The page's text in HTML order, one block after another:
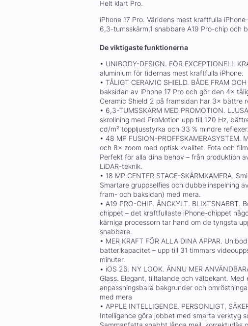
Helt klart Pro.
iPhone 17 Pro. Världens mest kraftfulla
6,3-tumsskärm,1 snabbare A19 Pro-chip och
De viktigaste funktionerna
• UNIBODY-DESIGN. FÖR EXCEPTIONELL
aluminium för tidernas mest kraftfulla iPhone.
• TÅLIGT CERAMIC SHIELD. BÅDE FRAM
baksidan av iPhone 17 Pro och gör den 4×
Ceramic Shield 2 på framsidan har 3× bättre
• 6,3-TUMSSKÄRM MED PROMOTION.
skrollning med ProMotion upp till 120 Hz,
cd/m² toppljusstyrka och 33 % mindre reflexer.
• 48 MP FUSION-
och 8× zoom med optisk kvalitet. Fota och
Perfekt för alla dina behov – från produktion
LiDAR-teknik.
• 18 MP CENTER STAGE-SKÄRMKAMERA.
Smartare gruppselfies och dubbelinspelning
fram- och baksidan) med mera.
• A19 PRO-CHIP. ÅNGKYLT. BLIXTSNABBT.
chippet – det kraftfullaste iPhone-chippet
kärniga processorn tar hand om de tyngsta
snabbare.
• MER KRAFT FÖR ALLA DINA APPAR.
batterikapacitet – upp till 31 timmars
minuter.
• iOS 26. NY LOOK. ÄNNU MER
Glass. Elegant, tilltalande och välbekant. Med
anpassningsbara bakgrunder och
med mera
• APPLE INTELLIGENCE. PERSONLIGT,
Intelligence göra jobbet med smarta verktyg